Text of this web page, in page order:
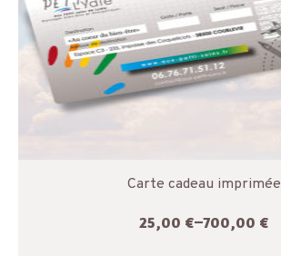
Carte cadeau imprimée
25,00 €–700,00 €